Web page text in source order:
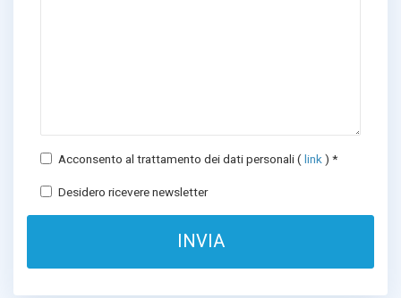
Acconsento al trattamento dei dati personali (link) *
Desidero ricevere newsletter
INVIA